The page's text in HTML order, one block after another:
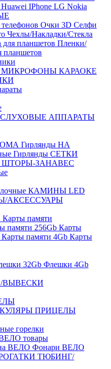
Huawei IPhone LG Nokia
Очки 3D Селфи
Чехлы/Накладки/Стекла
для планшетов Пленки/
планшетов
МИКРОФОНЫ КАРАОКЕ
СЛУХОВЫЕ АППАРАТЫ
Гирлянды НА
Гирлянды СЕТКИ
ШТОРЫ-ЗАНАВЕС
КАМИНЫ LED
АКСЕССУАРЫ
Карты памяти
памяти 256Gb Карты
Карты памяти 4Gb Карты
32Gb Флешки 4Gb
ВЫВЕСКИ
ПРИЦЕЛЫ
горелки
товары
ВЕЛО Фонари ВЕЛО
ТЮБИНГ/